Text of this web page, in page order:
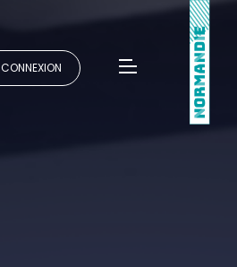
CONNEXION